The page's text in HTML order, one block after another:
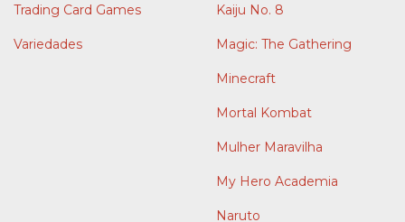
Trading Card Games
Variedades
Kaiju No. 8
Magic: The Gathering
Minecraft
Mortal Kombat
Mulher Maravilha
My Hero Academia
Naruto